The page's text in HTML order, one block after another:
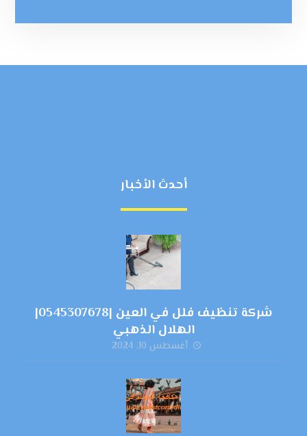
أحدث الأخبار
شركة تنظيف فلل في العين |0545307678|
الهلال الذهبي
أغسطس 10, 2024